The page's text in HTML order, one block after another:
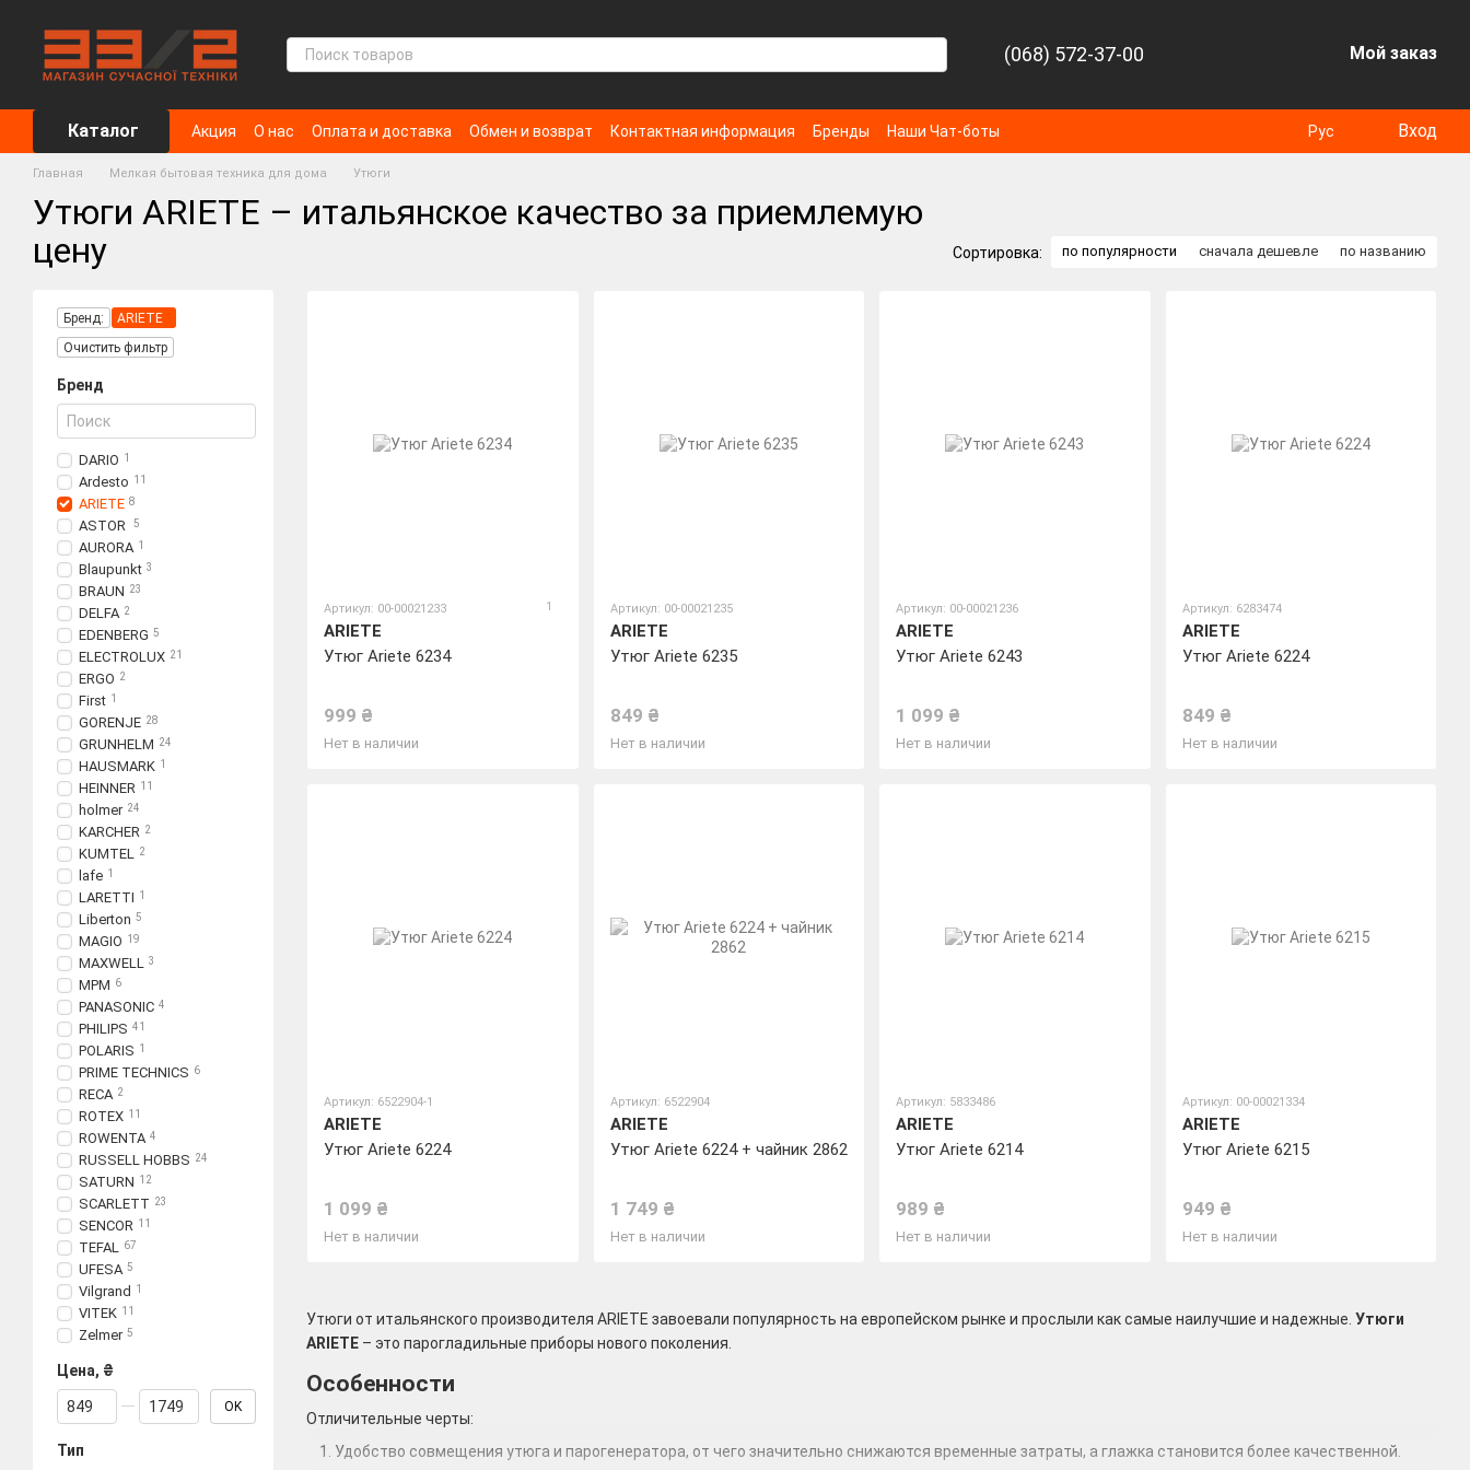
(068) 572-37-00 Мой заказ
Каталог Акция О нас Оплата и доставка Обмен и возврат Контактная информация Бренды Наши Чат-боты Рус Вход
Главная Мелкая бытовая техника для дома Утюги
Утюги ARIETE – итальянское качество за приемлемую
цену
Сортировка: по популярности сначала дешевле по названию
Утюги от итальянского производителя ARIETE завоевали популярность на европейском рынке и прослыли как самые наилучшие и надежные. Утюги
ARIETE – это парогладильные приборы нового поколения.
Особенности
Отличительные черты:
Удобство совмещения утюга и парогенератора, от чего значительно снижаются временные затраты, а глажка становится более качественной.
Артикул: 00-00021233 1
ARIETE
Утюг Ariete 6234
999 ₴
Нет в наличии
Артикул: 00-00021235
ARIETE
Утюг Ariete 6235
849 ₴
Нет в наличии
Артикул: 00-00021236
ARIETE
Утюг Ariete 6243
1 099 ₴
Нет в наличии
Артикул: 6283474
ARIETE
Утюг Ariete 6224
849 ₴
Нет в наличии
Артикул: 6522904-1
ARIETE
Утюг Ariete 6224
1 099 ₴
Нет в наличии
Артикул: 6522904
ARIETE
Утюг Ariete 6224 + чайник 2862
1 749 ₴
Нет в наличии
Артикул: 5833486
ARIETE
Утюг Ariete 6214
989 ₴
Нет в наличии
Артикул: 00-00021334
ARIETE
Утюг Ariete 6215
949 ₴
Нет в наличии
Бренд:
ARIETE
Очистить фильтр
Бренд
DARIO 1
Ardesto 11
ARIETE 8
ASTOR 5
AURORA 1
Blaupunkt 3
BRAUN 23
DELFA 2
EDENBERG 5
ELECTROLUX 21
ERGO 2
First 1
GORENJE 28
GRUNHELM 24
HAUSMARK 1
HEINNER 11
holmer 24
KARCHER 2
KUMTEL 2
lafe 1
LARETTI 1
Liberton 5
MAGIO 19
MAXWELL 3
MPM 6
PANASONIC 4
PHILIPS 41
POLARIS 1
PRIME TECHNICS 6
RECA 2
ROTEX 11
ROWENTA 4
RUSSELL HOBBS 24
SATURN 12
SCARLETT 23
SENCOR 11
TEFAL 67
UFESA 5
Vilgrand 1
VITEK 11
Zelmer 5
Цена, ₴
От Цена, ₴
До Цена, ₴ OK
Тип